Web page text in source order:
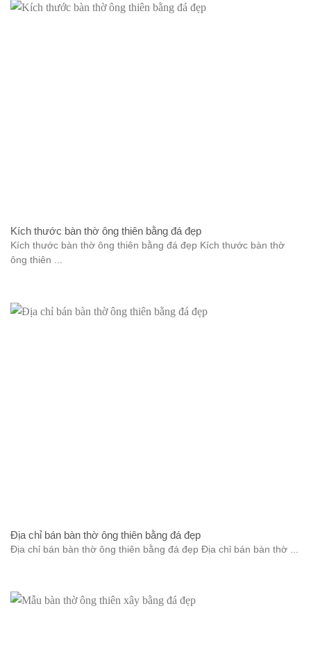
Kích thước bàn thờ ông thiên bằng đá đẹp
Kích thước bàn thờ ông thiên bằng đá đẹp Kích thước bàn thờ
ông thiên ...
Địa chỉ bán bàn thờ ông thiên bằng đá đẹp
Địa chỉ bán bàn thờ ông thiên bằng đá đẹp Địa chỉ bán bàn thờ ...